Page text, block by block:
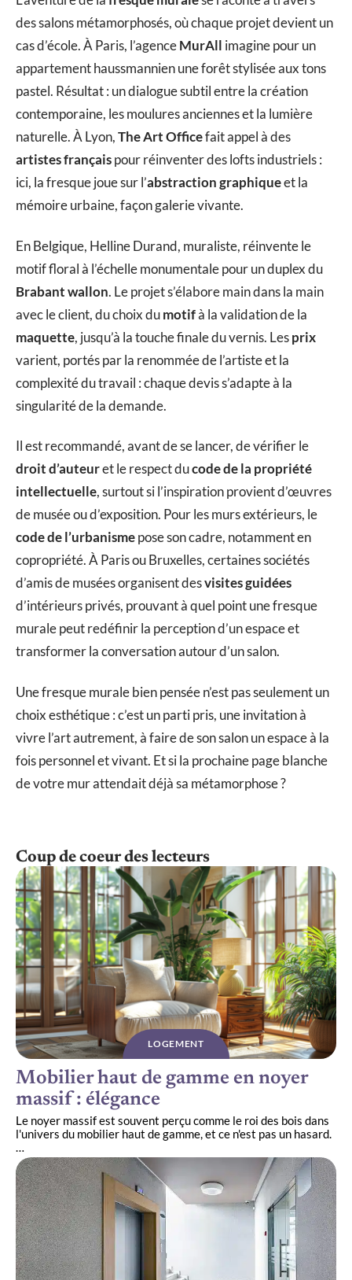
des salons métamorphosés, où chaque projet devient un
cas d’école. À Paris, l’agenceMurAll imagine pour un
appartement haussmannien une forêt stylisée aux tons
pastel. Résultat : un dialogue subtil entre la création
contemporaine, les moulures anciennes et la lumière
naturelle. À Lyon,The Art Officefait appel à des
artistes françaispour réinventer des lofts industriels :
ici, la fresque joue sur l’abstraction graphiqueet la
mémoire urbaine, façon galerie vivante.
En Belgique, Helline Durand, muraliste, réinvente le
motif floral à l’échelle monumentale pour un duplex du
Brabant wallon. Le projet s’élabore main dans la main
avec le client, du choix dumotifà la validation de la
maquette, jusqu’à la touche finale du vernis. Lesprix
varient, portés par la renommée de l’artiste et la
complexité du travail : chaque devis s’adapte à la
singularité de la demande.
Il est recommandé, avant de se lancer, de vérifier le
droit d’auteuret le respect ducode de la propriété
intellectuelle, surtout si l’inspiration provient d’œuvres
de musée ou d’exposition. Pour les murs extérieurs, le
code de l’urbanismepose son cadre, notamment en
copropriété. À Paris ou Bruxelles, certaines sociétés
d’amis de musées organisent desvisites guidées
d’intérieurs privés, prouvant à quel point une fresque
murale peut redéfinir la perception d’un espace et
transformer la conversation autour d’un salon.
Une fresque murale bien pensée n’est pas seulement un
choix esthétique : c’est un parti pris, une invitation à
vivre l’art autrement, à faire de son salon un espace à la
fois personnel et vivant. Et si la prochaine page blanche
de votre mur attendait déjà sa métamorphose ?
Coup de coeur des lecteurs
LOGEMENT
Mobilier haut de gamme en noyer
massif : élégance
Le noyer massif est souvent perçu comme le roi des bois dans
l'univers du mobilier haut de gamme, et ce n'est pas un hasard.
…